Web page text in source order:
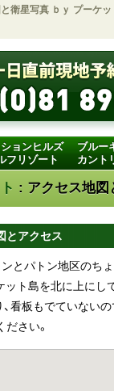
衛星写真 ｂｙ プーケッ
ションヒルズ
フリゾート
ブルー
カント
: アクセス地図
とアクセス
とパトン地区のち
ト島を北に上にし
看板もでていない
さい。